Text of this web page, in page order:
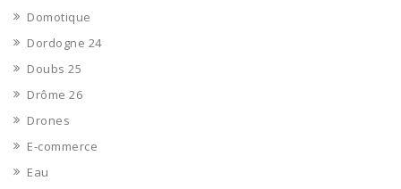
Domotique
Dordogne 24
Doubs 25
Drôme 26
Drones
E-commerce
Eau